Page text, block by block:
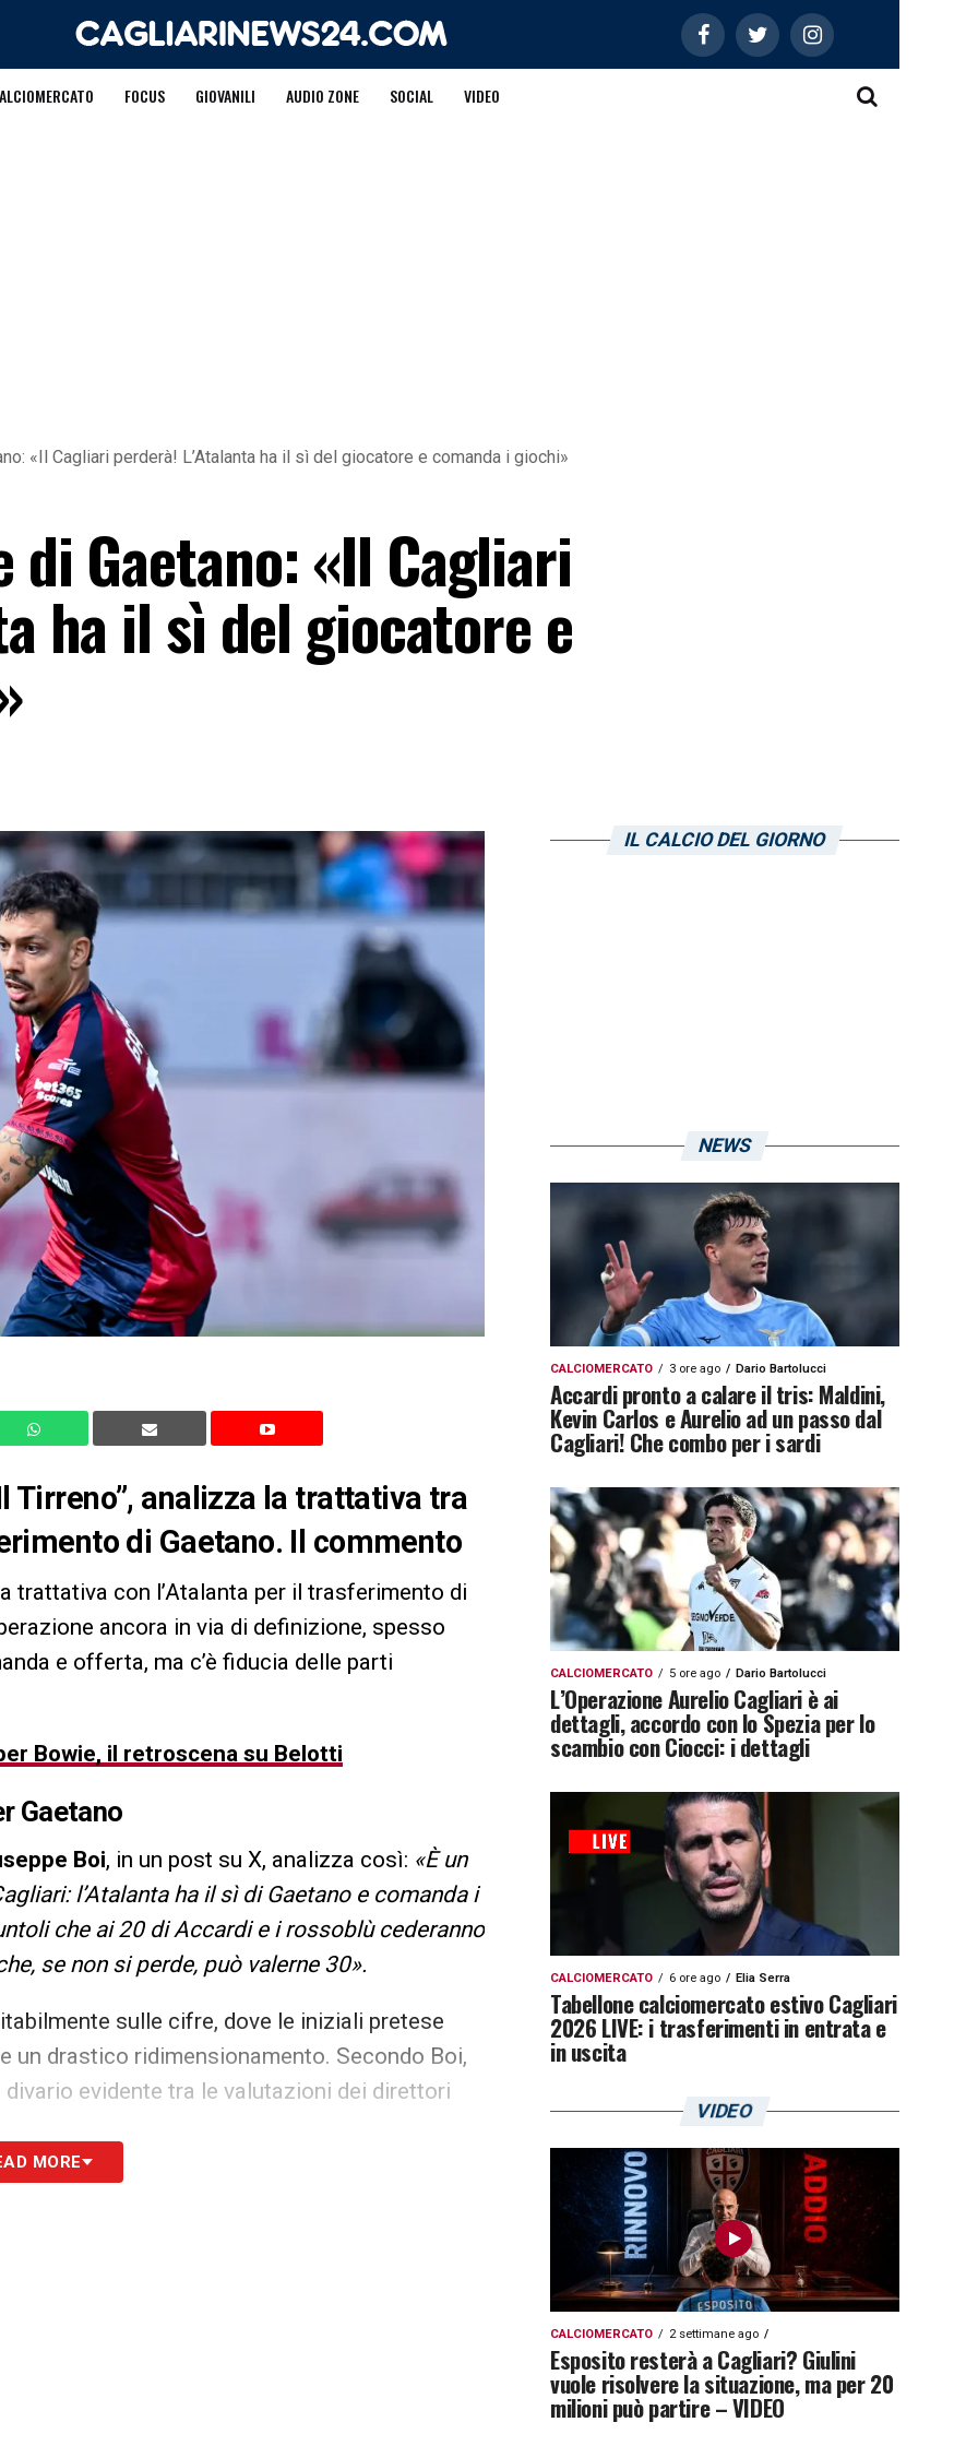
FOCUS GIOVANILI AUDIO ZONE SOCIAL VIDEO
«Il Cagliari perderà! L’Atalanta ha il sì del giocatore e comanda i giochi»
di Gaetano: «Il Cagliari
ha il sì del giocatore e
Tirreno”, analizza la trattativa tra
di Gaetano. Il commento
trattativa con l’Atalanta per il trasferimento di
ancora in via di definizione, spesso
e offerta, ma c’è fiducia delle parti
Bowie, il retroscena su Belotti
Gaetano
Boi, in un post su X, analizza così: «È un
l’Atalanta ha il sì di Gaetano e comanda i
che ai 20 di Accardi e i rossoblù cederanno
se non si perde, può valerne 30».
sulle cifre, dove le iniziali pretese
un drastico ridimensionamento. Secondo Boi,
divario evidente tra le valutazioni dei direttori
di Gaetano
MORE
IL CALCIO DEL GIORNO
NEWS
CALCIOMERCATO 3 ore ago Dario Bartolucci
Accardi pronto a calare il tris: Maldini,
Kevin Carlos e Aurelio ad un passo dal
Cagliari! Che combo per i sardi
CALCIOMERCATO 5 ore ago Dario Bartolucci
L’Operazione Aurelio Cagliari è ai
dettagli, accordo con lo Spezia per lo
scambio con Ciocci: i dettagli
CALCIOMERCATO 6 ore ago Elia Serra
Tabellone calciomercato estivo Cagliari
2026 LIVE: i trasferimenti in entrata e
in uscita
VIDEO
CALCIOMERCATO 2 settimane ago
Esposito resterà a Cagliari? Giulini
vuole risolvere la situazione, ma per 20
milioni può partire – VIDEO